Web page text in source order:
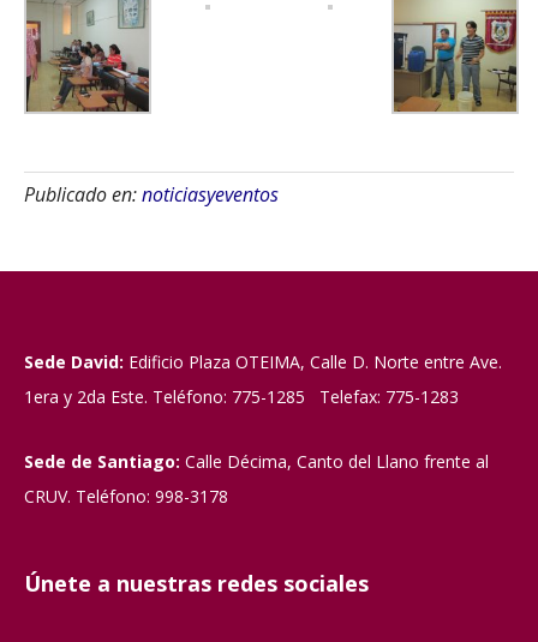
Publicado en:noticiasyeventos
Sede David: Edificio Plaza OTEIMA, Calle D. Norte entre Ave.
1era y 2da Este. Teléfono: 775-1285 Telefax: 775-1283
Sede de Santiago: Calle Décima, Canto del Llano frente al
CRUV. Teléfono: 998-3178
Únete a nuestras redes sociales